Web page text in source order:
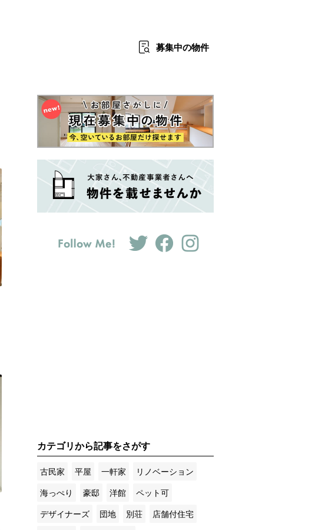
募集中の物件
カテゴリから記事をさがす
古民家 平屋 一軒家
リノベーション
海っぺり
豪邸 洋館
ペット可
デザイナーズ
団地 別荘
店舗付住宅